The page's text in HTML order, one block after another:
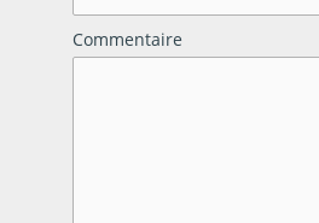
Commentaire